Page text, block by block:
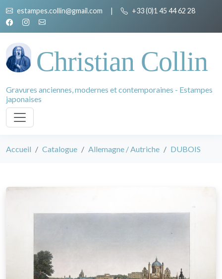
estampes.collin@gmail.com | +33 (0)1 45 44 62 28
Christian Collin
Gravures anciennes, modernes et contemporaines - Estampes
japonaises
Accueil Catalogue Allemagne / Autriche DUBOIS